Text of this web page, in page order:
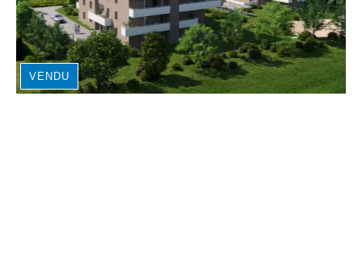
VENDU